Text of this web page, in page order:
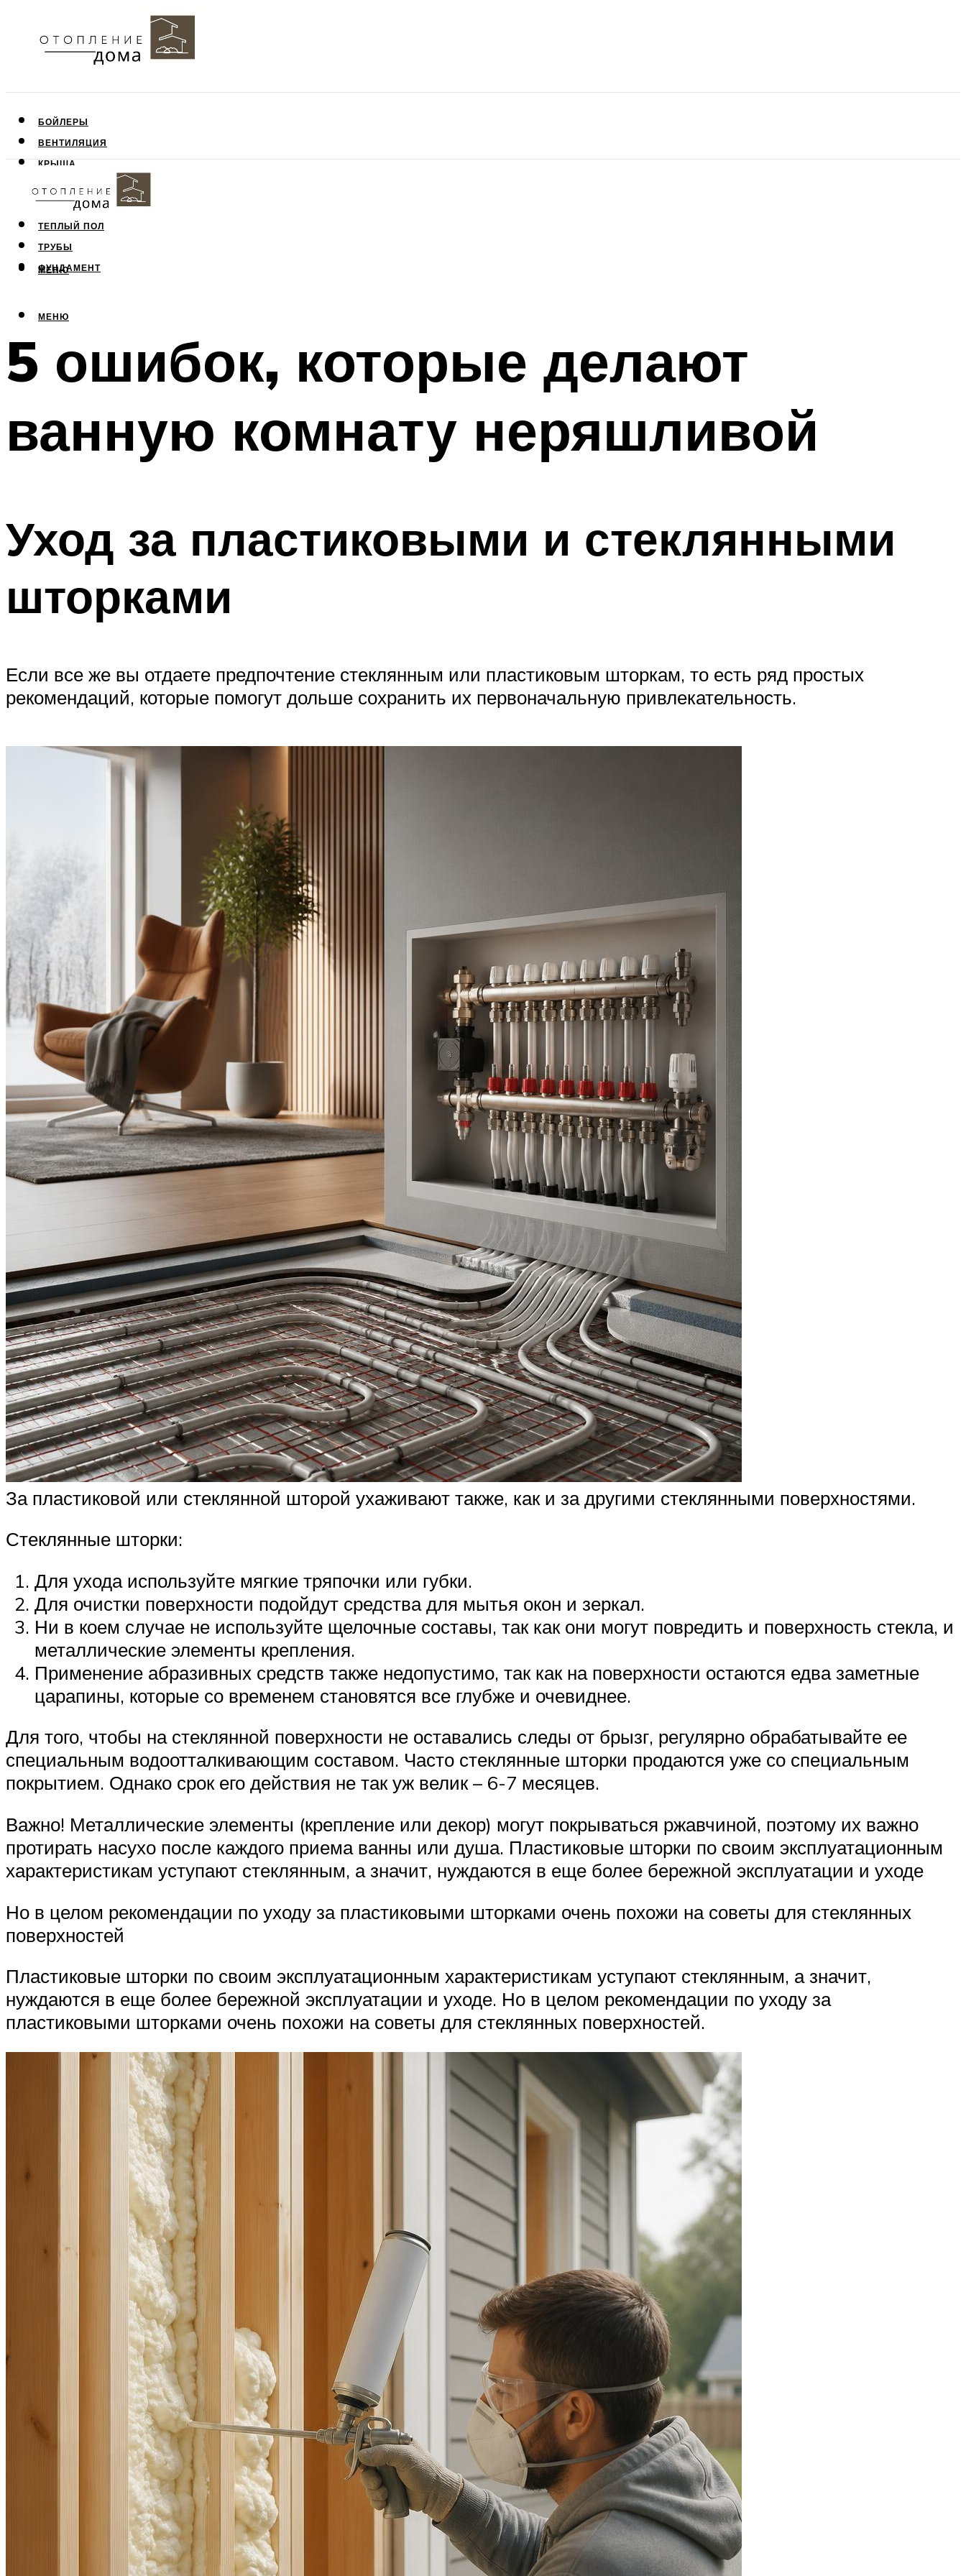
БОЙЛЕРЫ
ВЕНТИЛЯЦИЯ
КРЫША
СТЕНЫ
ТЕПЛЫЙ ПОЛ
ТРУБЫ
ФУНДАМЕНТ
МЕНЮ
МЕНЮ
5 ошибок, которые делают
ванную комнату неряшливой
Уход за пластиковыми и стеклянными
шторками
Если все же вы отдаете предпочтение стеклянным или пластиковым шторкам, то есть ряд простых
рекомендаций, которые помогут дольше сохранить их первоначальную привлекательность.
За пластиковой или стеклянной шторой ухаживают также, как и за другими стеклянными поверхностями.
Стеклянные шторки:
Для ухода используйте мягкие тряпочки или губки.
Для очистки поверхности подойдут средства для мытья окон и зеркал.
Ни в коем случае не используйте щелочные составы, так как они могут повредить и поверхность стекла, и
металлические элементы крепления.
Применение абразивных средств также недопустимо, так как на поверхности остаются едва заметные
царапины, которые со временем становятся все глубже и очевиднее.
Для того, чтобы на стеклянной поверхности не оставались следы от брызг, регулярно обрабатывайте ее
специальным водоотталкивающим составом. Часто стеклянные шторки продаются уже со специальным
покрытием. Однако срок его действия не так уж велик – 6-7 месяцев.
Важно! Металлические элементы (крепление или декор) могут покрываться ржавчиной, поэтому их важно
протирать насухо после каждого приема ванны или душа. Пластиковые шторки по своим эксплуатационным
характеристикам уступают стеклянным, а значит, нуждаются в еще более бережной эксплуатации и уходе
Но в целом рекомендации по уходу за пластиковыми шторками очень похожи на советы для стеклянных
поверхностей
Пластиковые шторки по своим эксплуатационным характеристикам уступают стеклянным, а значит,
нуждаются в еще более бережной эксплуатации и уходе. Но в целом рекомендации по уходу за
пластиковыми шторками очень похожи на советы для стеклянных поверхностей.